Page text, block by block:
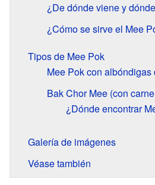
¿De dónde viene y
¿Cómo se sirve el Mee
Tipos de Mee Pok
Mee Pok con albóndigas
Bak Chor Mee (con
¿Dónde encontrar
Galería de imágenes
Véase también